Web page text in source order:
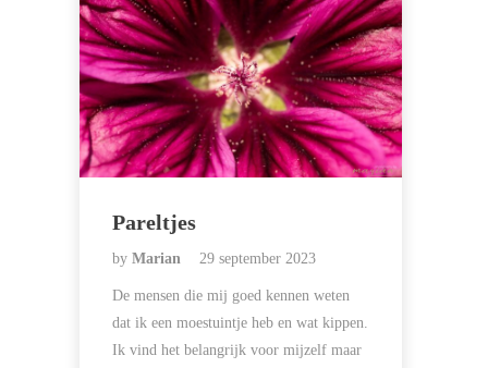
Pareltjes
by Marian 29 september 2023
De mensen die mij goed kennen weten
dat ik een moestuintje heb en wat kippen.
Ik vind het belangrijk voor mijzelf maar